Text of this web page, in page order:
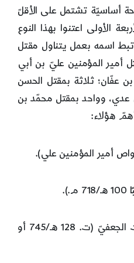
أساسيّة تشتمل على الأقلّ
الأولى اعتنوا بهذا النوع
اسمه بعمل يتناول مقتل
أمير المؤمنين عليّ بن أبي
عفّان؛ ثلاثة بمقتل الحسن
عدي، وواحد بمقتل محمّد بن
أمير المؤمنين علي).
جابر بن يزيد بن الحارث الجعفيّ (ت. 128 هـ/745 أو